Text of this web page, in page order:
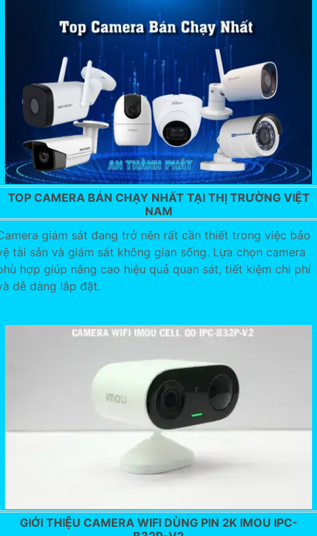
TOP CAMERA BÁN CHẠY NHẤT TẠI THỊ TRƯỜNG VIỆT
NAM
giám sát đang trở nên rất cần thiết trong việc bảo
tài sản và giám sát không gian sống. Lựa chọn camera
hợp giúp nâng cao hiệu quả quan sát, tiết kiệm chi phí
dễ dàng lắp đặt.
GIỚI THIỆU CAMERA WIFI DÙNG PIN 2K IMOU IPC-